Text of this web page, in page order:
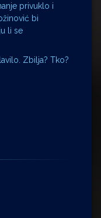
privuklo i
bi
li se
Zbilja? Tko?